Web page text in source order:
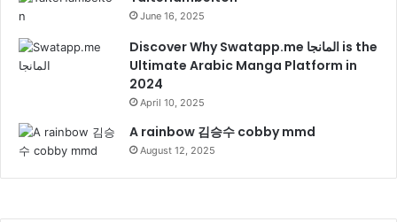
June 16, 2025
Discover Why Swatapp.me المانجا is the
Ultimate Arabic Manga Platform in
2024
April 10, 2025
A rainbow 김승수 cobby mmd
August 12, 2025